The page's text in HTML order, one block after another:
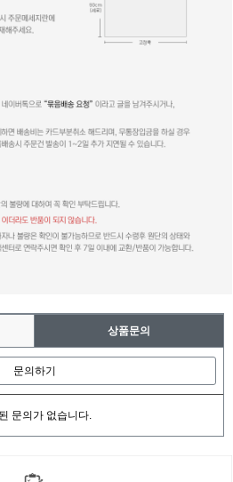
상품문의
문의하기
문의가 없습니다.